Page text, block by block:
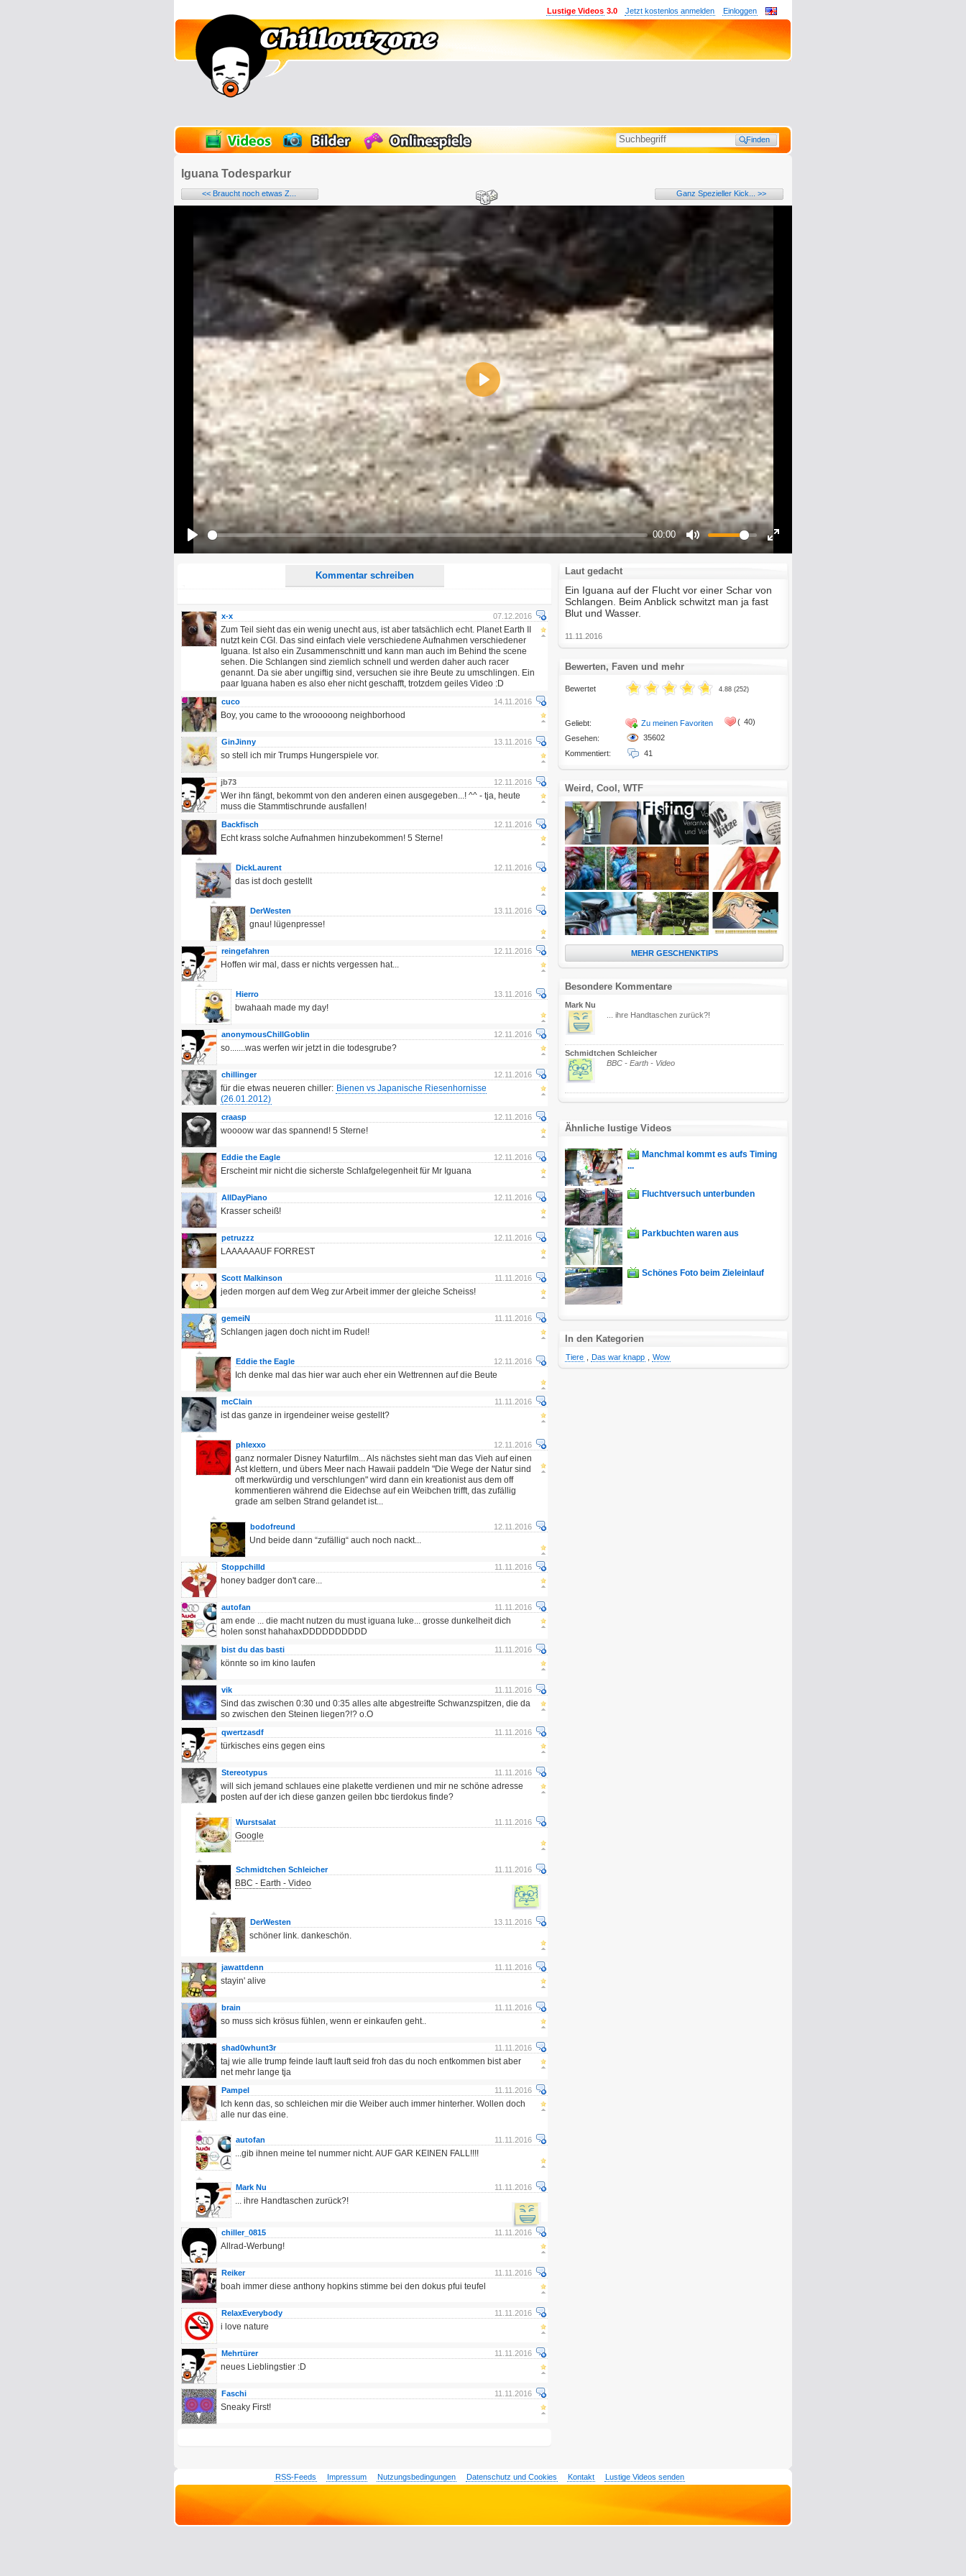
Einloggen
Jetzt kostenlos anmelden
Lustige Videos 3.0
Iguana Todesparkur
<< Braucht noch etwas Z... Ganz Spezieller Kick... >>
Play
00:00
Mute
Play
Kommentar schreiben
E-Mail-Adresse (optional):
Kommentar:
Alle HTML-Tags außer <br>, <strike> und <i> werden aus Deinem Kommentar entfernt.
URLs werden automatisch umgewandelt. Bitte verwende "www." oder "http://" in URLs
Ich möchte eine E-Mail, wenn zu meinem Kommentar Antworten erscheinen.
Ich möchte eine E-Mail, wenn auf dieser Seite weitere Kommentare erscheinen.
07.12.2016
x-x
Zum Teil sieht das ein wenig unecht aus, ist aber tatsächlich echt. Planet Earth II
nutzt kein CGI. Das sind einfach viele verschiedene Aufnahmen verschiedener
Iguana. Ist also ein Zusammenschnitt und kann man auch im Behind the scene
sehen. Die Schlangen sind ziemlich schnell und werden daher auch racer
genannt. Da sie aber ungiftig sind, versuchen sie ihre Beute zu umschlingen. Ein
paar Iguana haben es also eher nicht geschafft, trotzdem geiles Video :D
14.11.2016
cuco
Boy, you came to the wrooooong neighborhood
13.11.2016
GinJinny
so stell ich mir Trumps Hungerspiele vor.
12.11.2016
jb73
Wer ihn fängt, bekommt von den anderen einen ausgegeben...! ^^ - tja, heute
muss die Stammtischrunde ausfallen!
12.11.2016
Backfisch
Echt krass solche Aufnahmen hinzubekommen! 5 Sterne!
12.11.2016
DickLaurent
das ist doch gestellt
13.11.2016
DerWesten
gnau! lügenpresse!
12.11.2016
reingefahren
Hoffen wir mal, dass er nichts vergessen hat...
13.11.2016
Hierro
bwahaah made my day!
12.11.2016
anonymousChillGoblin
so.......was werfen wir jetzt in die todesgrube?
12.11.2016
chillinger
für die etwas neueren chiller: Bienen vs Japanische Riesenhornisse
(26.01.2012)
12.11.2016
craasp
woooow war das spannend! 5 Sterne!
12.11.2016
Eddie the Eagle
Erscheint mir nicht die sicherste Schlafgelegenheit für Mr Iguana
12.11.2016
AllDayPiano
Krasser scheiß!
12.11.2016
petruzzz
LAAAAAAUF FORREST
11.11.2016
Scott Malkinson
jeden morgen auf dem Weg zur Arbeit immer der gleiche Scheiss!
11.11.2016
gemeiN
Schlangen jagen doch nicht im Rudel!
12.11.2016
Eddie the Eagle
Ich denke mal das hier war auch eher ein Wettrennen auf die Beute
11.11.2016
mcClain
ist das ganze in irgendeiner weise gestellt?
12.11.2016
phlexxo
ganz normaler Disney Naturfilm... Als nächstes sieht man das Vieh auf einen
Ast klettern, und übers Meer nach Hawaii paddeln "Die Wege der Natur sind
oft merkwürdig und verschlungen" wird dann ein kreationist aus dem off
kommentieren während die Eidechse auf ein Weibchen trifft, das zufällig
grade am selben Strand gelandet ist...
12.11.2016
bodofreund
Und beide dann “zufällig“ auch noch nackt...
11.11.2016
Stoppchilld
honey badger don't care...
11.11.2016
autofan
am ende ... die macht nutzen du must iguana luke... grosse dunkelheit dich
holen sonst hahahaxDDDDDDDDDD
11.11.2016
bist du das basti
könnte so im kino laufen
11.11.2016
vik
Sind das zwischen 0:30 und 0:35 alles alte abgestreifte Schwanzspitzen, die da
so zwischen den Steinen liegen?!? o.O
11.11.2016
qwertzasdf
türkisches eins gegen eins
11.11.2016
Stereotypus
will sich jemand schlaues eine plakette verdienen und mir ne schöne adresse
posten auf der ich diese ganzen geilen bbc tierdokus finde?
11.11.2016
Wurstsalat
Google
11.11.2016
Schmidtchen Schleicher
BBC - Earth - Video
13.11.2016
DerWesten
schöner link. dankeschön.
11.11.2016
jawattdenn
stayin' alive
11.11.2016
brain
so muss sich krösus fühlen, wenn er einkaufen geht..
11.11.2016
shad0whunt3r
taj wie alle trump feinde lauft lauft seid froh das du noch entkommen bist aber
net mehr lange tja
11.11.2016
Pampel
Ich kenn das, so schleichen mir die Weiber auch immer hinterher. Wollen doch
alle nur das eine.
11.11.2016
autofan
...gib ihnen meine tel nummer nicht. AUF GAR KEINEN FALL!!!!
11.11.2016
Mark Nu
... ihre Handtaschen zurück?!
11.11.2016
chiller_0815
Allrad-Werbung!
11.11.2016
Reiker
boah immer diese anthony hopkins stimme bei den dokus pfui teufel
11.11.2016
RelaxEverybody
i love nature
11.11.2016
Mehrtürer
neues Lieblingstier :D
11.11.2016
Faschi
Sneaky First!
Laut gedacht
Ein Iguana auf der Flucht vor einer Schar von
Schlangen. Beim Anblick schwitzt man ja fast
Blut und Wasser.
11.11.2016
Bewerten, Faven und mehr
Bewertet
Geliebt:
Gesehen:
Kommentiert:
4.88 (252)
Zu meinen Favoriten
35602
41
( 40)
Weird, Cool, WTF
MEHR GESCHENKTIPS
Besondere Kommentare
Mark Nu
... ihre Handtaschen zurück?!
Schmidtchen Schleicher
BBC - Earth - Video
Ähnliche lustige Videos
Manchmal kommt es aufs Timing
...
Fluchtversuch unterbunden
Parkbuchten waren aus
Schönes Foto beim Zieleinlauf
In den Kategorien
Tiere Das war knapp Wow
RSS-Feeds Impressum Nutzungsbedingungen Datenschutz und Cookies Kontakt Lustige Videos senden